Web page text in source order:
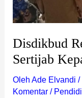
Disdikbud
Sertijab
Oleh Ade Elvandi /
Komentar /